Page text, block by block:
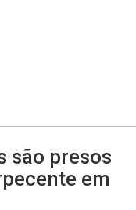
são presos
em